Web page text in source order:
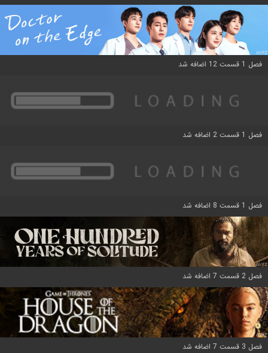
فصل 1 قسمت 12 اضافه شد
فصل 1 قسمت 2 اضافه شد
فصل 1 قسمت 8 اضافه شد
فصل 2 قسمت 7 اضافه شد
فصل 3 قسمت 7 اضافه شد